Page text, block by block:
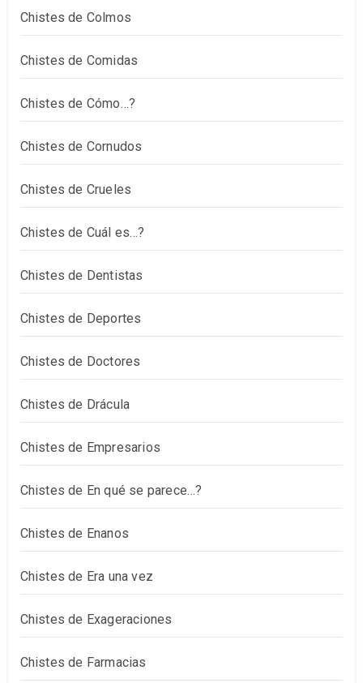
Chistes de Colmos
Chistes de Comidas
Chistes de Cómo…?
Chistes de Cornudos
Chistes de Crueles
Chistes de Cuál es…?
Chistes de Dentistas
Chistes de Deportes
Chistes de Doctores
Chistes de Drácula
Chistes de Empresarios
Chistes de En qué se parece…?
Chistes de Enanos
Chistes de Era una vez
Chistes de Exageraciones
Chistes de Farmacias